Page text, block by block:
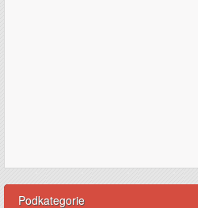
Podkategorie